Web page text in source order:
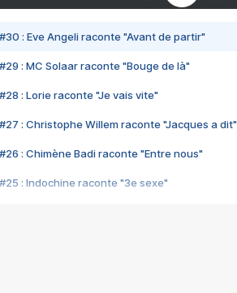
#30 : Eve Angeli raconte "Avant de partir"
#29 : MC Solaar raconte "Bouge de là"
#28 : Lorie raconte "Je vais vite"
#27 : Christophe Willem raconte "Jacques a dit"
#26 : Chimène Badi raconte "Entre nous"
#25 : Indochine raconte "3e sexe"